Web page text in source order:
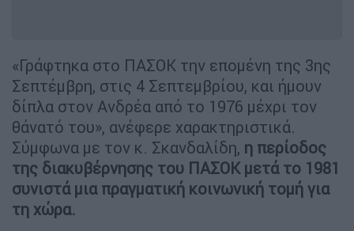
«Γράφτηκα στο ΠΑΣΟΚ την επομένη της 3ης
Σεπτέμβρη, στις 4 Σεπτεμβρίου, και ήμουν
δίπλα στον Ανδρέα από το 1976 μέχρι τον
θάνατό του», ανέφερε χαρακτηριστικά.
Σύμφωνα με τον κ. Σκανδαλίδη, η περίοδος
της διακυβέρνησης του ΠΑΣΟΚ μετά το 1981
συνιστά μια πραγματική κοινωνική τομή για
τη χώρα.